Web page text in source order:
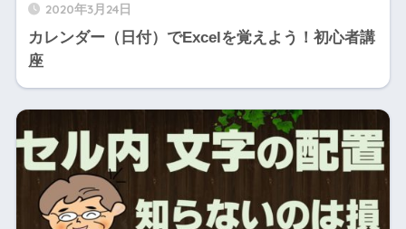
2020年3月24日
カレンダー（日付）でExcelを覚えよう！初心者講
座